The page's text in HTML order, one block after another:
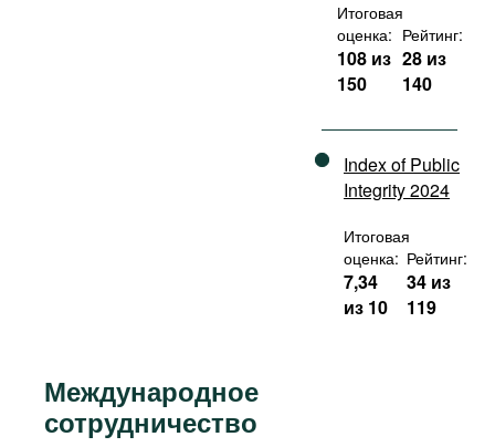
Итоговая
оценка:
108 из
150
Рейтинг:
28 из
140
Index of Public
Integrity 2024
Итоговая
оценка:
7,34
из 10
Рейтинг:
34 из
119
Международное
сотрудничество